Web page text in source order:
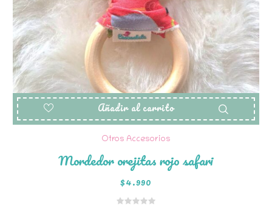
Añadir al carrito
Otros Accesorios
Mordedor orejitas rojo safari
$4.990